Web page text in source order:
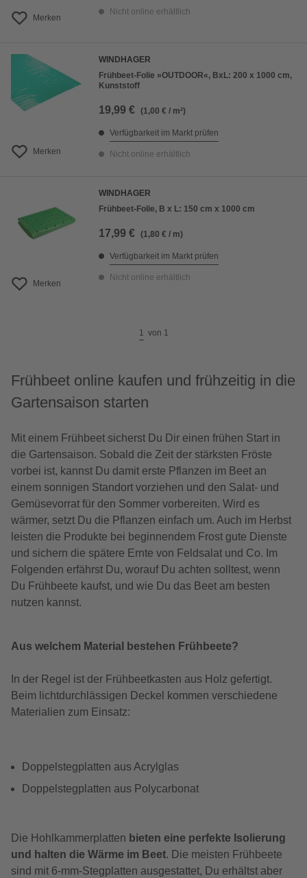
Merken
Nicht online erhältlich
Merken
WINDHAGER
Frühbeet-Folie »OUTDOOR«, BxL: 200 x 1000 cm,
Kunststoff
19,99 € (1,00 € / m²)
Verfügbarkeit im Markt prüfen
Nicht online erhältlich
Merken
WINDHAGER
Frühbeet-Folie, B x L: 150 cm x 1000 cm
17,99 € (1,80 € / m)
Verfügbarkeit im Markt prüfen
Nicht online erhältlich
1 von 1
Frühbeet online kaufen und frühzeitig in die
Gartensaison starten
Mit einem Frühbeet sicherst Du Dir einen frühen Start in
die Gartensaison. Sobald die Zeit der stärksten Fröste
vorbei ist, kannst Du damit erste Pflanzen im Beet an
einem sonnigen Standort vorziehen und den Salat- und
Gemüsevorrat für den Sommer vorbereiten. Wird es
wärmer, setzt Du die Pflanzen einfach um. Auch im Herbst
leisten die Produkte bei beginnendem Frost gute Dienste
und sichern die spätere Ernte von Feldsalat und Co. Im
Folgenden erfährst Du, worauf Du achten solltest, wenn
Du Frühbeete kaufst, und wie Du das Beet am besten
nutzen kannst.
Aus welchem Material bestehen Frühbeete?
In der Regel ist der Frühbeetkasten aus Holz gefertigt.
Beim lichtdurchlässigen Deckel kommen verschiedene
Materialien zum Einsatz:
Doppelstegplatten aus Acrylglas
Doppelstegplatten aus Polycarbonat
Die Hohlkammerplatten bieten eine perfekte Isolierung
und halten die Wärme im Beet. Die meisten Frühbeete
sind mit 6-mm-Stegplatten ausgestattet, Du erhältst aber